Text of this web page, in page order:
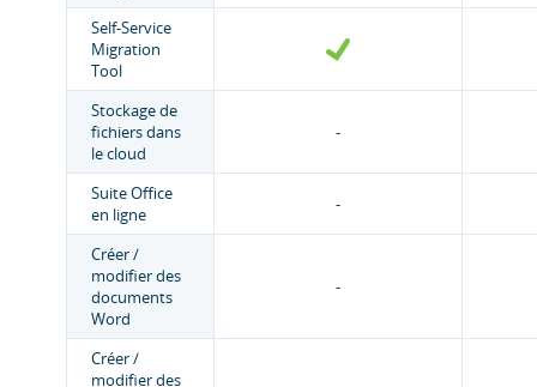
Self-Service
Migration
Tool
Stockage de
fichiers dans
le cloud
-
Suite Office
en ligne
-
Créer /
modifier des
documents
Word
-
Créer /
modifier des